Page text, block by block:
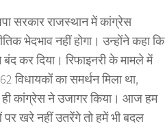
सरकार राजस्थान में कांग्रेस
भेदभाव नहीं होगा। उन्होंने कहा कि
कर दिया। रिफाइनरी के मामले में
विधायकों का समर्थन मिला था,
ही कांग्रेस ने उजागर किया। आज हम
पर खरे नहीं उतरेंगे तो हमें भी बदल